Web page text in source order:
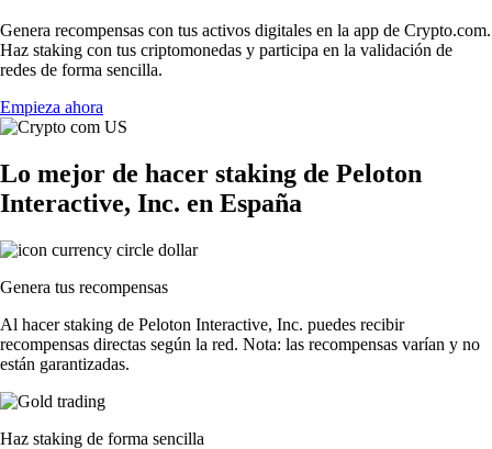
Genera recompensas con tus activos digitales en la app de Crypto.com.
Haz staking con tus criptomonedas y participa en la validación de
redes de forma sencilla.
Empieza ahora
Lo mejor de hacer staking de Peloton
Interactive, Inc. en España
Genera tus recompensas
Al hacer staking de Peloton Interactive, Inc. puedes recibir
recompensas directas según la red. Nota: las recompensas varían y no
están garantizadas.
Haz staking de forma sencilla